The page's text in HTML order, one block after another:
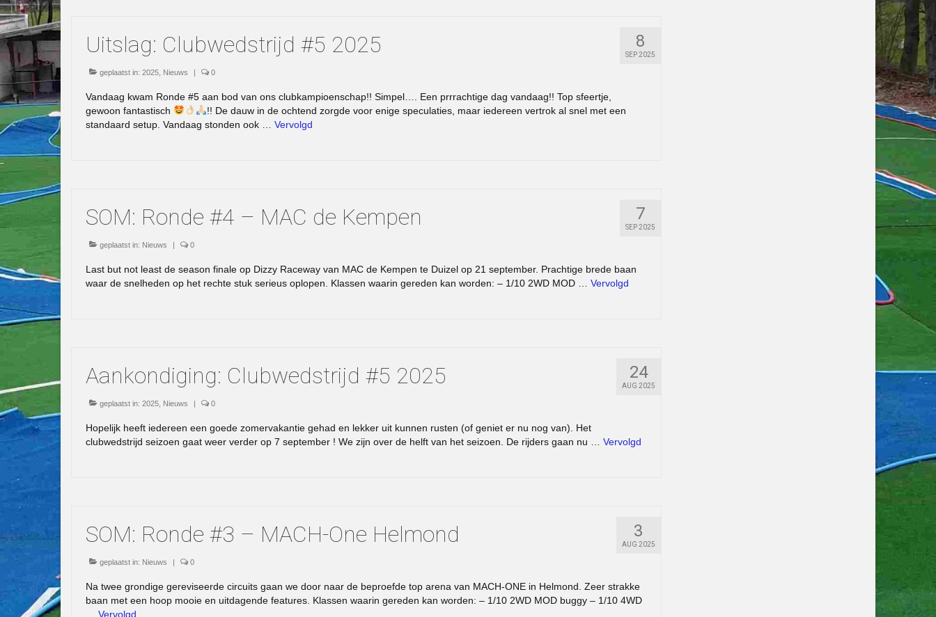
8
SEP 2025
Uitslag: Clubwedstrijd #5 2025
geplaatst in: 2025 Nieuws | 0
Vandaag kwam Ronde #5 aan bod van ons clubkampioenschap!! Simpel…. Een prrrachtige dag vandaag!! Top sfeertje,
gewoon fantastisch
!! De dauw in de ochtend zorgde voor enige speculaties, maar iedereen vertrok al snel met een
standaard setup. Vandaag stonden ook … Vervolgd
7
SEP 2025
SOM: Ronde #4 – MAC de Kempen
geplaatst in: Nieuws | 0
Last but not least de season finale op Dizzy Raceway van MAC de Kempen te Duizel op 21 september. Prachtige brede baan
waar de snelheden op het rechte stuk serieus oplopen. Klassen waarin gereden kan worden: – 1/10 2WD MOD … Vervolgd
24
AUG 2025
Aankondiging: Clubwedstrijd #5 2025
geplaatst in: 2025 Nieuws | 0
Hopelijk heeft iedereen een goede zomervakantie gehad en lekker uit kunnen rusten (of geniet er nu nog van). Het
clubwedstrijd seizoen gaat weer verder op 7 september ! We zijn over de helft van het seizoen. De rijders gaan nu … Vervolgd
3
AUG 2025
SOM: Ronde #3 – MACH-One Helmond
geplaatst in: Nieuws | 0
Na twee grondige gereviseerde circuits gaan we door naar de beproefde top arena van MACH-ONE in Helmond. Zeer strakke
baan met een hoop mooie en uitdagende features. Klassen waarin gereden kan worden: – 1/10 2WD MOD buggy – 1/10 4WD
Vervolgd